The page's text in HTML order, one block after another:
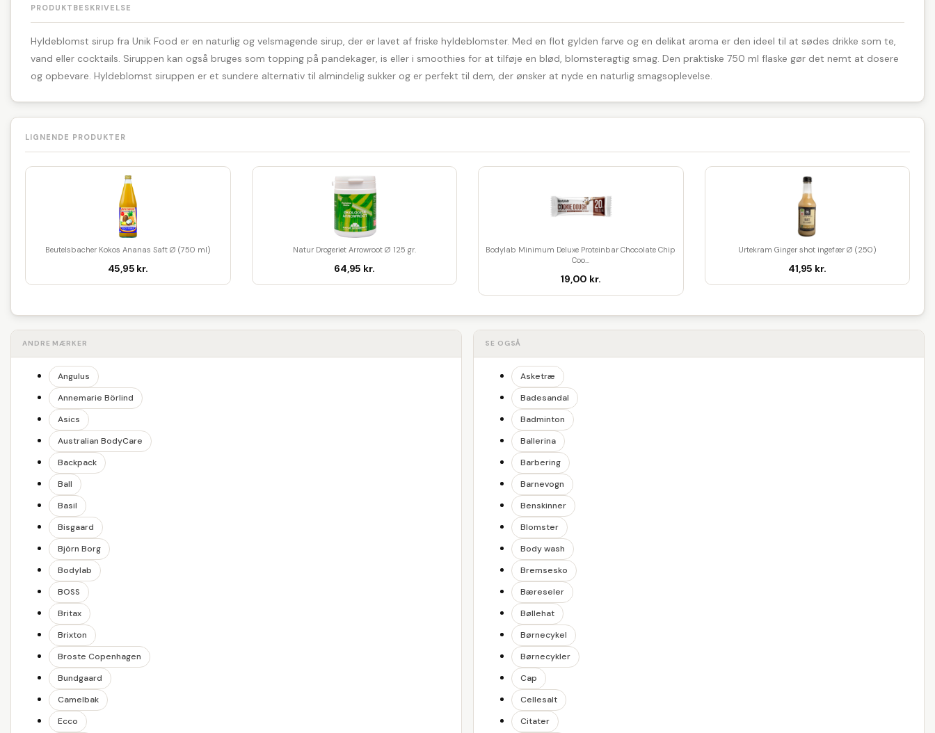
PRODUKTBESKRIVELSE
Hyldeblomst sirup fra Unik Food er en naturlig og velsmagende sirup, der er lavet af friske hyldeblomster. Med en flot gylden farve og en delikat aroma er den ideel til at sødes drikke som te,
vand eller cocktails. Siruppen kan også bruges som topping på pandekager, is eller i smoothies for at tilføje en blød, blomsteragtig smag. Den praktiske 750 ml flaske gør det nemt at dosere
og opbevare. Hyldeblomst siruppen er et sundere alternativ til almindelig sukker og er perfekt til dem, der ønsker at nyde en naturlig smagsoplevelse.
LIGNENDE PRODUKTER
Beutelsbacher Kokos Ananas Saft Ø (750 ml)
45,95 kr.
Natur Drogeriet Arrowroot Ø 125 gr.
64,95 kr.
Bodylab Minimum Deluxe Proteinbar Chocolate Chip
Coo...
19,00 kr.
Urtekram Ginger shot ingefær Ø (250)
41,95 kr.
ANDRE MÆRKER
Angulus
Annemarie Börlind
Asics
Australian BodyCare
Backpack
Ball
Basil
Bisgaard
Björn Borg
Bodylab
BOSS
Britax
Brixton
Broste Copenhagen
Bundgaard
Camelbak
Ecco
SE OGSÅ
Asketræ
Badesandal
Badminton
Ballerina
Barbering
Barnevogn
Benskinner
Blomster
Body wash
Bremsesko
Bæreseler
Bøllehat
Børnecykel
Børnecykler
Cap
Cellesalt
Citater